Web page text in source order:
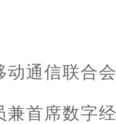
通信联合会
兼首席数字